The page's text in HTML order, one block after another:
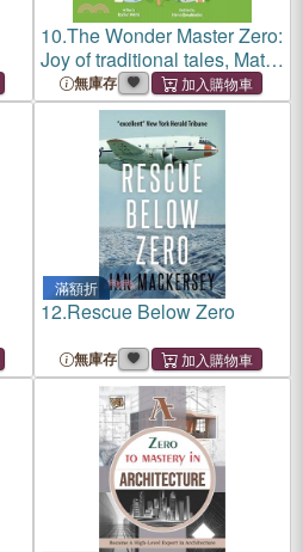
10.The Wonder Master Zero:
Joy of traditional tales, Math
stories for Kids, Children
story books
無庫存
滿額折
12.Rescue Below Zero
無庫存